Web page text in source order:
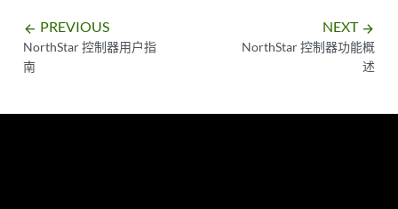
arrow_backward PREVIOUS
NorthStar 控制器用户指
南
NEXT arrow_forward
NorthStar 控制器功能概
述